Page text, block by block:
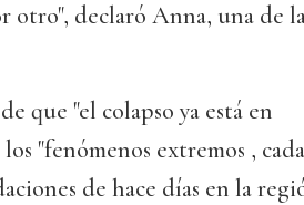
otro", declaró Anna, una de
que "el colapso ya está en
"fenómenos extremos , cada
de hace días en la